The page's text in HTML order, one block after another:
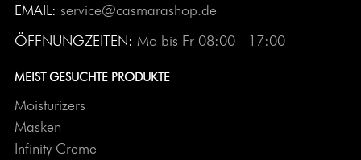
EMAIL: service@casmarashop.de
ÖFFNUNGZEITEN: Mo bis Fr 08:00 - 17:00
MEIST GESUCHTE PRODUKTE
Moisturizers
Masken
Infinity Creme